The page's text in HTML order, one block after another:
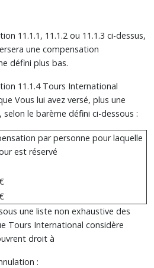
11.1.1, 11.1.2 ou 11.1.3 ci-dessus,
une compensation
défini plus bas.
11.1.4 Tours International
Vous lui avez versé, plus une
le barème défini ci-dessous :
par personne pour laquelle
est réservé
une liste non exhaustive des
Tours International considère
droit à
: